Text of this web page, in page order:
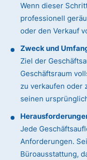
Wenn dieser
professionell
oder den Verkauf
Zweck und
Ziel der
Geschäftsraum
zu verkaufen oder
seinen
Jede
Anforderungen.
Büroausstattung,